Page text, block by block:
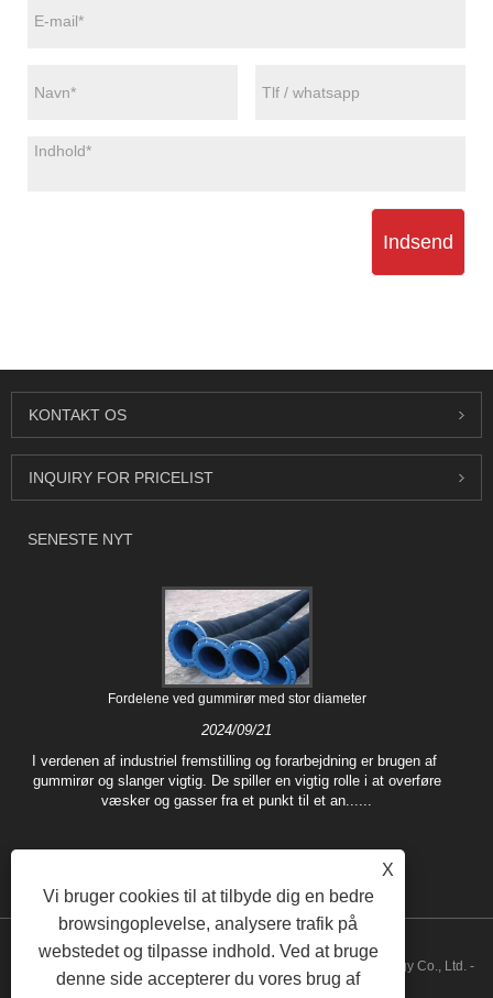
Indsend
KONTAKT OS
INQUIRY FOR PRICELIST
SENESTE NYT
Fordelene ved gummirør med stor diameter
2024/09/21
I verdenen af ​​industriel fremstilling og forarbejdning er brugen af ​​
gummirør og slanger vigtig. De spiller en vigtig rolle i at overføre
væsker og gasser fra et punkt til et an......
Copyright © 2022 Hebei Fushuo Metal Rubber Plastic Technology Co., Ltd. -
X
Vi bruger cookies til at tilbyde dig en bedre
browsingoplevelse, analysere trafik på
webstedet og tilpasse indhold. Ved at bruge
denne side accepterer du vores brug af